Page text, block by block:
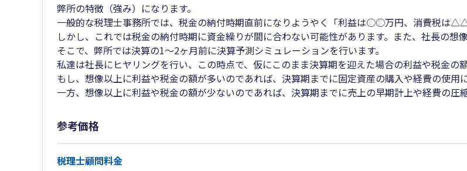
弊所の特徴（強み）になります。
一般的な税理士事務所では、税金の納付時期直前になりようやく「利益は○○万円、消費税は
しかし、これでは税金の納付時期に資金繰りが間に合わない可能性があります。また、社長の想
そこで、弊所では決算の1～2ヶ月前に決算予測シミュレーションを行います。
私達は社長にヒヤリングを行い、この時点で、仮にこのまま決算期を迎えた場合の利益や税金の額
もし、想像以上に利益や税金の額が多いのであれば、決算期までに固定資産の購入や経費の使用
一方、想像以上に利益や税金の額が少ないのであれば、決算期までに売上の早期計上や経費の圧
参考価格
税理士顧問料金